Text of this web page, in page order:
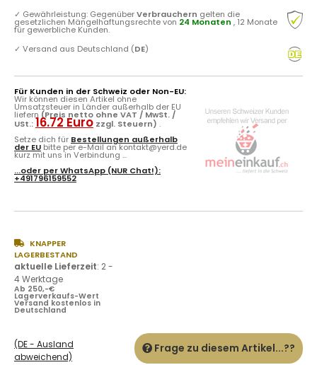
✓ Gewährleistung: GegenüberVerbrauchern gelten die
gesetzlichen Mängelhaftungsrechte von 24 Monaten , 12 Monate
für gewerbliche Kunden.
✓ Versand aus Deutschland (DE)
Für Kunden in der Schweiz oder Non-EU:
Wir können diesen Artikel ohne
Umsatzsteuer in Länder außerhalb der EU
liefern (Preis netto ohne VAT / MwSt. /
USt.:16.72 Euro zzgl. Steuern) .
Setze dich für Bestellungen außerhalb
der EU bitte per e-Mail an kontakt@yerd.de
kurz mit uns in Verbindung ...
...oder perWhatsApp (NUR Chat!):
+491796159552
KNAPPER
LAGERBESTAND
aktuelle Lieferzeit: 2 -
4 Werktage
Ab 250,-€
Lagerverkaufs-Wert
Versand kostenlos in
Deutschland
(DE - Ausland
abweichend)
Frage zu diesem Artikel...??